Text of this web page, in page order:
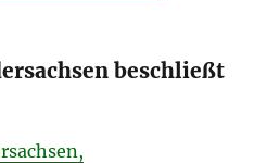
beschließt